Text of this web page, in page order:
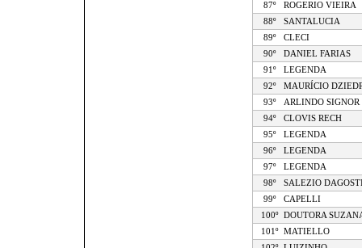
87º
ROGERIO VIEIRA
88º
SANTALUCIA
89º
CLECI
90º
DANIEL FARIAS
91º
LEGENDA
92º
MAURÍCIO
93º
ARLINDO SIGNOR
94º
CLOVIS RECH
95º
LEGENDA
96º
LEGENDA
97º
LEGENDA
98º
SALEZIO
99º
CAPELLI
100º
DOUTORA
101º
MATIELLO